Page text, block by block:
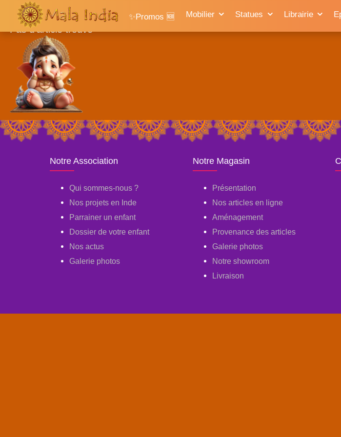
✨Promos 🆕 Mobilier Statues Librairie
Accueil
Pas d'article trouvé
Notre Association
Qui sommes-nous ?
Nos projets en Inde
Parrainer un enfant
Dossier de votre enfant
Nos actus
Galerie photos
Notre Magasin
Présentation
Nos articles en ligne
Aménagement
Provenance des articles
Galerie photos
Notre showroom
Livraison